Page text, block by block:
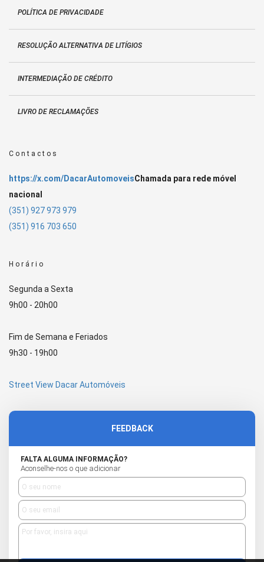
POLÍTICA DE PRIVACIDADE
RESOLUÇÃO ALTERNATIVA DE LITÍGIOS
INTERMEDIAÇÃO DE CRÉDITO
LIVRO DE RECLAMAÇÕES
Contactos
https://x.com/DacarAutomoveisChamada para rede móvel
nacional
(351) 927 973 979
(351) 916 703 650
Horário
Segunda a Sexta
9h00 - 20h00
Fim de Semana e Feriados
9h30 - 19h00
Street View Dacar Automóveis
FEEDBACK
FALTA ALGUMA INFORMAÇÃO?
Aconselhe-nos o que adicionar